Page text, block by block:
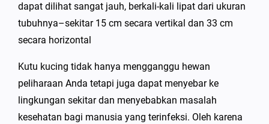
dapat dilihat sangat jauh, berkali-kali lipat dari ukuran
tubuhnya–sekitar 15 cm secara vertikal dan 33 cm
secara horizontal
Kutu kucing tidak hanya mengganggu hewan
peliharaan Anda tetapi juga dapat menyebar ke
lingkungan sekitar dan menyebabkan masalah
kesehatan bagi manusia yang terinfeksi. Oleh karena